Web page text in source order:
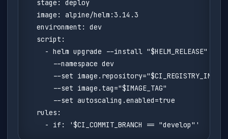
  stage: deploy
  image: alpine/helm:3.14.3
  environment: dev
  script:
- helm upgrade --install "$HELM_RELEASE" ./
      --namespace dev
      --set image.repository="$CI_REGISTRY_IMAGE"
      --set image.tag="$IMAGE_TAG"
      --set autoscaling.enabled=true
  rules:
    - if: '$CI_COMMIT_BRANCH == "develop"'